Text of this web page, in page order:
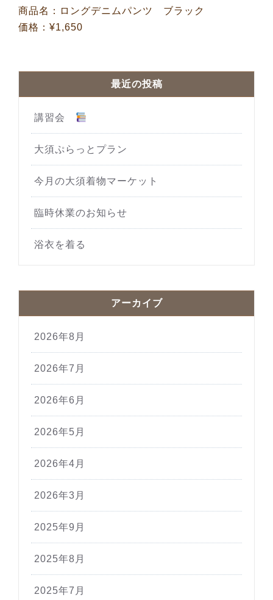
商品名：ロングデニムパンツ ブラック
価格：¥1,650
最近の投稿
講習会
大須ぷらっとプラン
今月の大須着物マーケット
臨時休業のお知らせ
浴衣を着る
アーカイブ
2026年8月
2026年7月
2026年6月
2026年5月
2026年4月
2026年3月
2025年9月
2025年8月
2025年7月